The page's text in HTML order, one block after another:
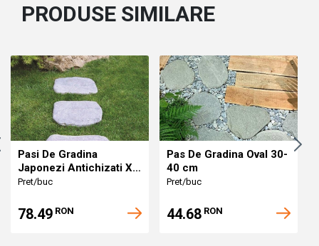
PRODUSE SIMILARE
Pasi De Gradina
Japonezi Antichizati XL
40-60 cm
Pret/buc
78.49 RON
Pas De Gradina Oval 30-
40 cm
Pret/buc
44.68 RON